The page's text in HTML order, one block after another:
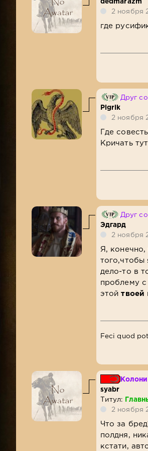
dedmarazm
2 ноября
где
Друг
Pigrik
2 ноября
Где
Кричать
Друг
Эдгард
2 ноября
Я, конечно,
того,чтобы
дело-то в
проблему
этойтвоей
Feci quod
syabr
Титул:
2 ноября
Что за
полдня,
кстати,